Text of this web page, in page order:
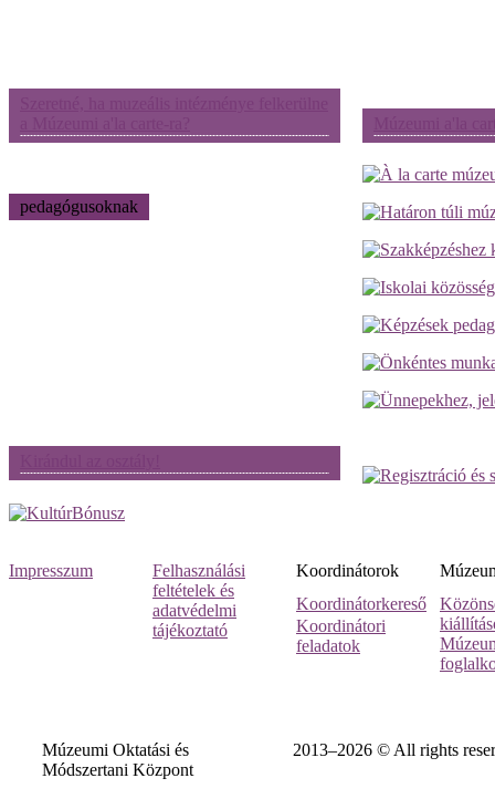
pedagógusoknak
Impresszum
Felhasználási
feltételek és
adatvédelmi
tájékoztató
Koordinátorok
Koordinátorkereső
Koordinátori
feladatok
Múzeumi Oktatási és
Módszertani Központ
2013–2026 © All rights